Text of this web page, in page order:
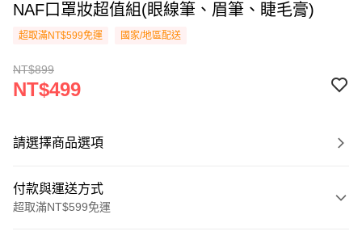
NAF口罩妝超值組(眼線筆、眉筆、睫毛膏)
超取滿NT$599免運 國家/地區配送
NT$899
NT$499
請選擇商品選項
付款與運送方式
超取滿NT$599免運